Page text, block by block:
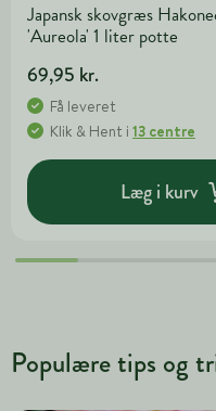
Japansk skovgræs
'Aureola' 1 liter potte
69,95 kr.
Få leveret
Klik & Hent i 13 centre
Læg i kurv
Populære tips og